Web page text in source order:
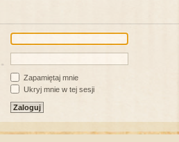
Zapamiętaj mnie
Ukryj mnie w tej sesji